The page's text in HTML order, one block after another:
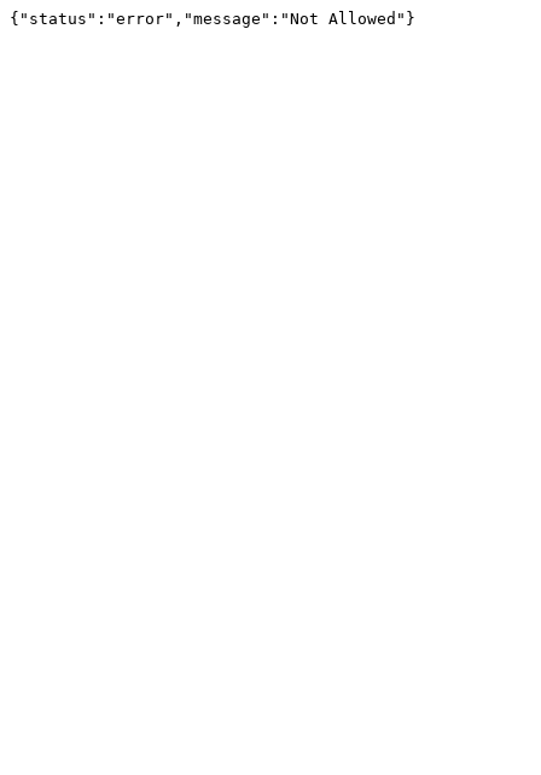
{"status":"error","message":"Not Allowed"}